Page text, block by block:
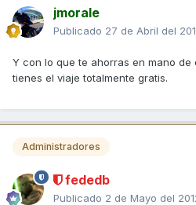
jmorale
Publicado 27 de Abril del
Y con lo que te ahorras en mano de
tienes el viaje totalmente gratis.
Administradores
fededb
Publicado 2 de Mayo del